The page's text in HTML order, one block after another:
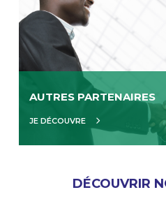
AUTRES PARTENAIRES
JE DÉCOUVRE
DÉCOUVRIR